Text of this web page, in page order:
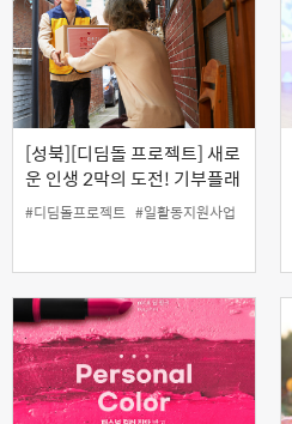
[성북][디딤돌 프로젝트] 새로
운 인생 2막의 도전! 기부플래
너 양성과정
#디딤돌프로젝트 #일활동지원사업